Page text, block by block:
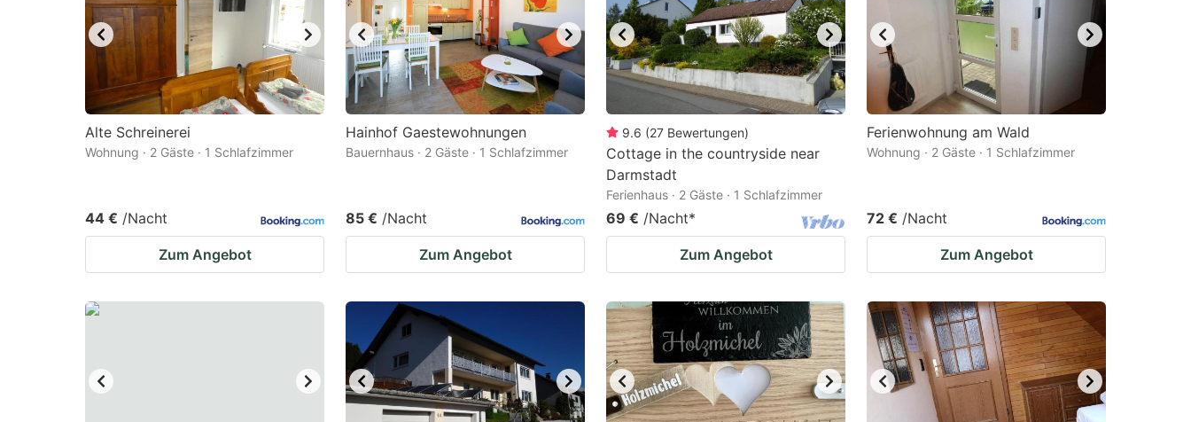
Alte Schreinerei
Wohnung · 2 Gäste · 1 Schlafzimmer
44 € /Nacht
Zum Angebot
Hainhof Gaestewohnungen
Bauernhaus · 2 Gäste · 1 Schlafzimmer
85 € /Nacht
Zum Angebot
9.6 (27 Bewertungen)
Cottage in the countryside near
Darmstadt
Ferienhaus · 2 Gäste · 1 Schlafzimmer
69 € /Nacht*
Zum Angebot
Ferienwohnung am Wald
Wohnung · 2 Gäste · 1 Schlafzimmer
72 € /Nacht
Zum Angebot